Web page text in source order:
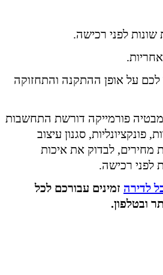
שונות לפני רכישה.
על אופן ההתקנה והתחזוקה
פורמייקה דורשת התחשבות
פונקציונליות, סגנון עיצוב
מחירים, לבדוק את איכות
לפני רכישה.
לדירה זמינים עבורכם לכל
ובטלפון.